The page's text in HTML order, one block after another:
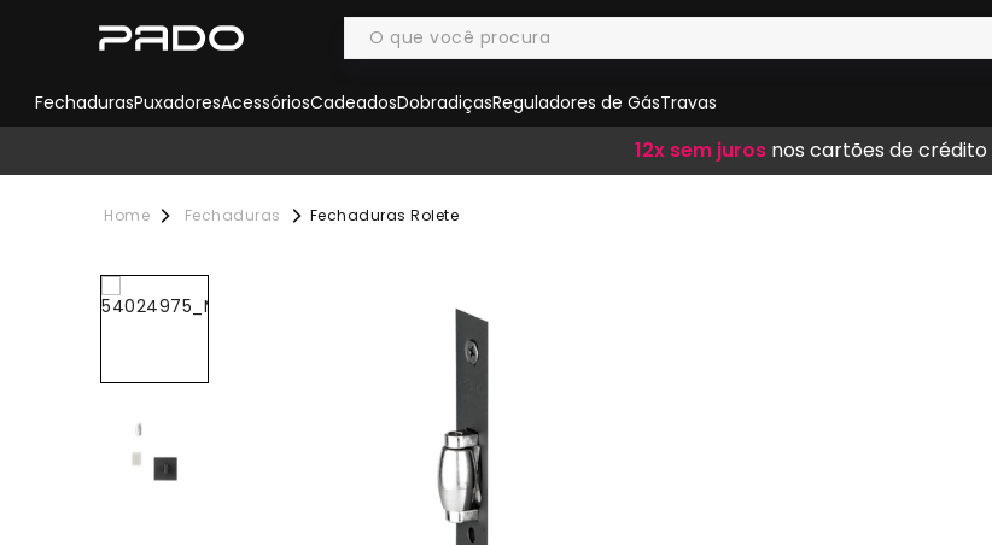
FechadurasPuxadoresAcessóriosCadeadosDobradiçasReguladores de GásTravas
Frete Grátisem compras acima de R$
12x sem juros nos cartões de crédito
10% de descontono boleto
Fechaduras Fechaduras Rolete